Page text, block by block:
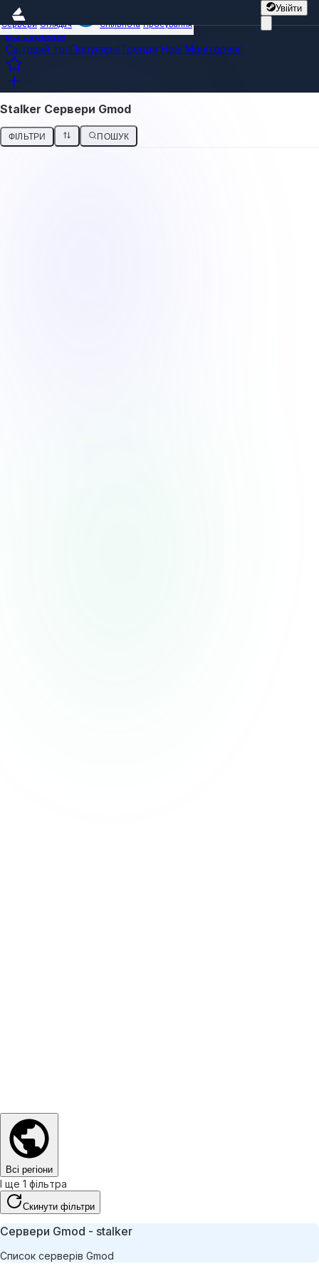
Увійти
Сервери Оглядач Спільнота Просування
Всі сервери
Світовий топПопулярніТренди Нові Моніторинг
Stalker Сервери Gmod
ФІЛЬТРИ ПОШУК
Всі регіони
І ще 1 фільтра
Скинути фільтри
Сервери Gmod - stalker
Список серверів Gmod